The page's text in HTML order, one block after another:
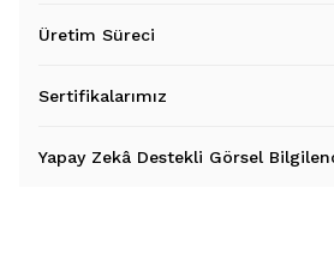
Üretim Süreci
Sertifikalarımız
Yapay Zekâ Destekli Görsel